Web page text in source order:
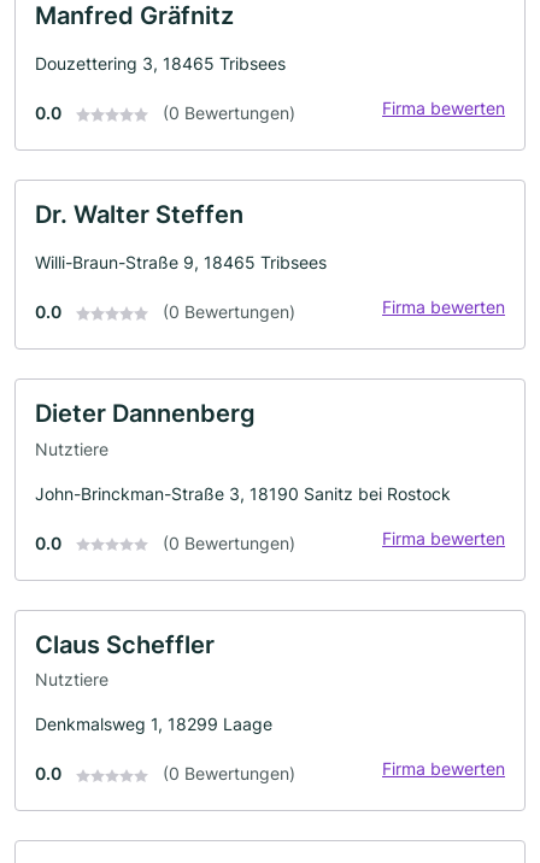
Manfred Gräfnitz
Douzettering 3, 18465 Tribsees
0.0 (0 Bewertungen) Firma bewerten
Dr. Walter Steffen
Willi-Braun-Straße 9, 18465 Tribsees
0.0 (0 Bewertungen) Firma bewerten
Dieter Dannenberg
Nutztiere
John-Brinckman-Straße 3, 18190 Sanitz bei Rostock
0.0 (0 Bewertungen) Firma bewerten
Claus Scheffler
Nutztiere
Denkmalsweg 1, 18299 Laage
0.0 (0 Bewertungen) Firma bewerten